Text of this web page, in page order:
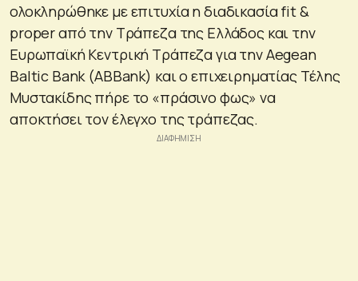
ολοκληρώθηκε με επιτυχία η διαδικασία fit &
proper από την Τράπεζα της Ελλάδος και την
Ευρωπαϊκή Κεντρική Τράπεζα για την Aegean
Baltic Bank (ABBank) και ο επιχειρηματίας Τέλης
Μυστακίδης πήρε το «πράσινο φως» να
αποκτήσει τον έλεγχο της τράπεζας.